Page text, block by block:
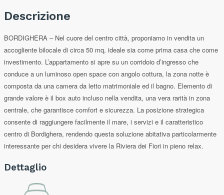
Descrizione
BORDIGHERA – Nel cuore del centro città, proponiamo in vendita un
accogliente bilocale di circa 50 mq, ideale sia come prima casa che come
investimento. L’appartamento si apre su un corridoio d’ingresso che
conduce a un luminoso open space con angolo cottura, la zona notte è
composta da una camera da letto matrimoniale ed il bagno. Elemento di
grande valore è il box auto incluso nella vendita, una vera rarità in zona
centrale, che garantisce comfort e sicurezza. La posizione strategica
consente di raggiungere facilmente il mare, i servizi e il caratteristico
centro di Bordighera, rendendo questa soluzione abitativa particolarmente
interessante per chi desidera vivere la Riviera dei Fiori in pieno relax.
Dettaglio